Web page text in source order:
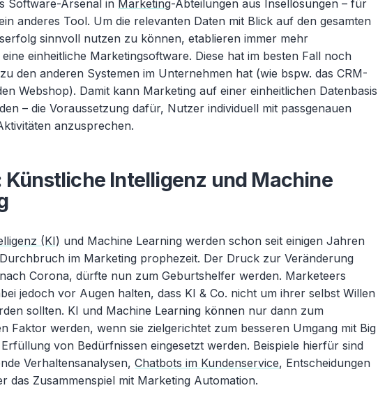
Software-Arsenal in Marketing-Abteilungen aus Insellösungen – für
anderes Tool. Um die relevanten Daten mit Blick auf den gesamten
sinnvoll nutzen zu können, etablieren immer mehr
einheitliche Marketingsoftware. Diese hat im besten Fall noch
den anderen Systemen im Unternehmen hat (wie bspw. das CRM-
Webshop). Damit kann Marketing auf einer einheitlichen Datenbasis
– die Voraussetzung dafür, Nutzer individuell mit passgenauen
anzusprechen.
Künstliche Intelligenz und Machine
(KI) und Machine Learning werden schon seit einigen Jahren
im Marketing prophezeit. Der Druck zur Veränderung
Corona, dürfte nun zum Geburtshelfer werden. Marketeers
jedoch vor Augen halten, dass KI & Co. nicht um ihrer selbst Willen
sollten. KI und Machine Learning können nur dann zum
Faktor werden, wenn sie zielgerichtet zum besseren Umgang mit Big
von Bedürfnissen eingesetzt werden. Beispiele hierfür sind
Verhaltensanalysen,Chatbots im Kundenservice, Entscheidungen
das Zusammenspiel mit Marketing Automation.